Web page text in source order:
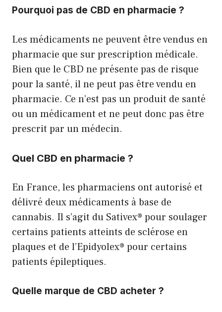
Pourquoi pas de CBD en pharmacie ?
Les médicaments ne peuvent être vendus en
pharmacie que sur prescription médicale.
Bien que le CBD ne présente pas de risque
pour la santé, il ne peut pas être vendu en
pharmacie. Ce n’est pas un produit de santé
ou un médicament et ne peut donc pas être
prescrit par un médecin.
Quel CBD en pharmacie ?
En France, les pharmaciens ont autorisé et
délivré deux médicaments à base de
cannabis. Il s’agit du Sativex® pour soulager
certains patients atteints de sclérose en
plaques et de l’Epidyolex® pour certains
patients épileptiques.
Quelle marque de CBD acheter ?